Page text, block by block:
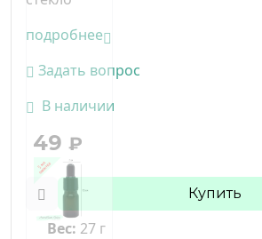
подробнее
Задать вопрос
В наличии
49 ₽
Купить
Вес: 27 г